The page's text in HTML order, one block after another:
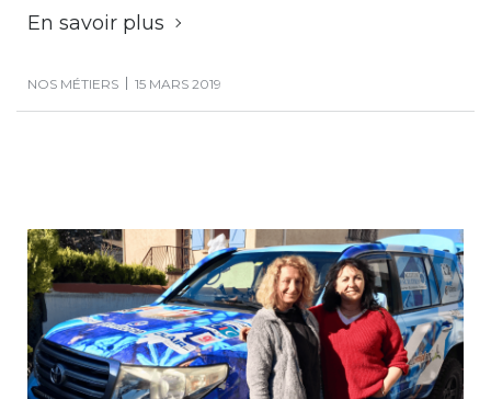
En savoir plus
NOS MÉTIERS 15 MARS 2019